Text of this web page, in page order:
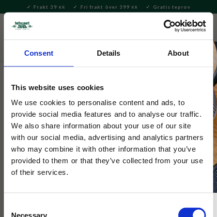
Consent Details About
This website uses cookies
We use cookies to personalise content and ads, to
provide social media features and to analyse our traffic.
We also share information about your use of our site
with our social media, advertising and analytics partners
who may combine it with other information that you’ve
provided to them or that they’ve collected from your use
of their services.
Necessary
Meny
Frakt 39 KR Fri frakt över 399 KR Gratis teprov
Bryggning & Tillbehör
Tokyo Design Nippon Blue
Tekanna Star 1,3L
Tekanna från Tokyo design i vackert japanskt mönster.